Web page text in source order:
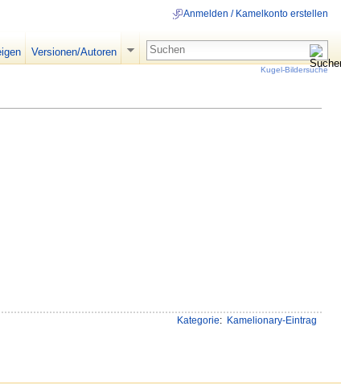
Kategorie: Kamelionary-Eintrag
Anmelden / Kamelkonto erstellen
Versionen/Autoren
Kugel-Bildersuche